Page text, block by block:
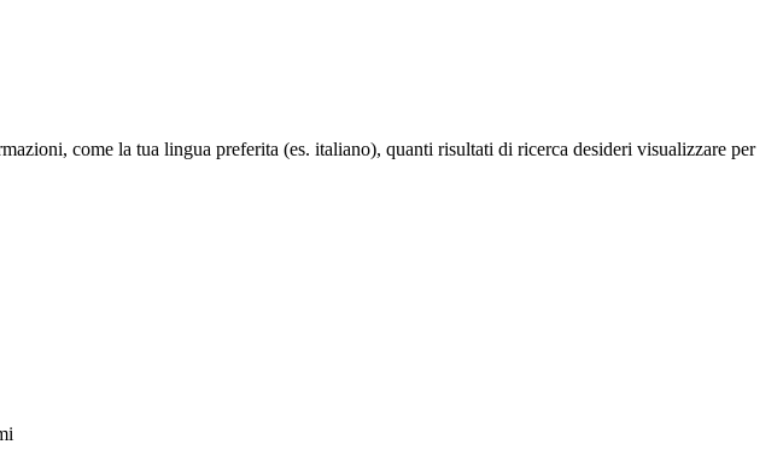
come la tua lingua preferita (es. italiano), quanti risultati di ricerca desideri visualizzare per